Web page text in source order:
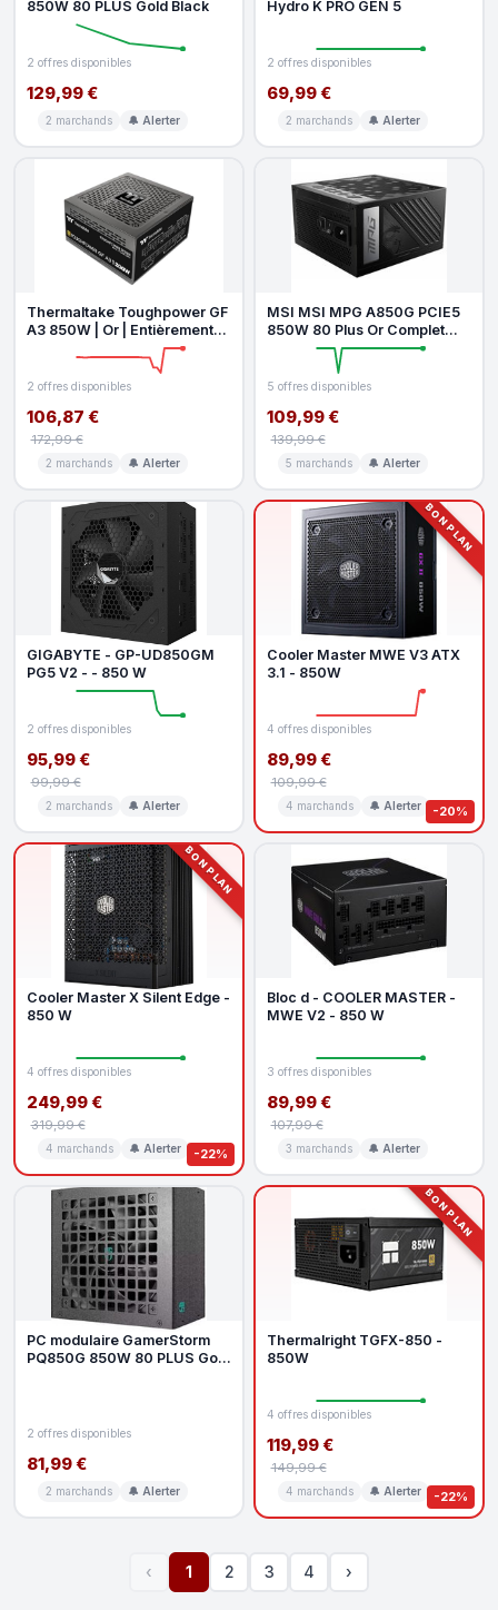
850W 80 PLUS Gold Black
2 offres disponibles
129,99 €
2 marchands 🔔 Alerter
Hydro K PRO GEN 5
2 offres disponibles
69,99 €
2 marchands 🔔 Alerter
Thermaltake Toughpower GF
A3 850W | Or | Entièrement
modulaire | ATX 3.1 | PCIe
2 offres disponibles
106,87 €
172,99 €
2 marchands 🔔 Alerter
MSI MSI MPG A850G PCIE5
850W 80 Plus Or Complet
Modulaire
5 offres disponibles
109,99 €
139,99 €
5 marchands 🔔 Alerter
GIGABYTE - GP-UD850GM
PG5 V2 - - 850 W
2 offres disponibles
95,99 €
99,99 €
2 marchands 🔔 Alerter
BON PLAN
-20%
Cooler Master MWE V3 ATX
3.1 - 850W
4 offres disponibles
89,99 €
109,99 €
4 marchands 🔔 Alerter
BON PLAN
-22%
Cooler Master X Silent Edge -
850 W
4 offres disponibles
249,99 €
319,99 €
4 marchands 🔔 Alerter
Bloc d - COOLER MASTER -
MWE V2 - 850 W
3 offres disponibles
89,99 €
107,99 €
3 marchands 🔔 Alerter
PC modulaire GamerStorm
PQ850G 850W 80 PLUS Gold
2 offres disponibles
81,99 €
2 marchands 🔔 Alerter
BON PLAN
-22%
Thermalright TGFX-850 -
850W
4 offres disponibles
119,99 €
149,99 €
4 marchands 🔔 Alerter
‹ 1 2 3 4 ›